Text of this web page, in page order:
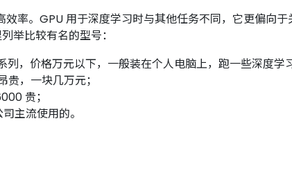
率。GPU 用于深度学习时与其他任务不同，它更偏向
举比较有名的型号：
，价格万元以下，一般装在个人电脑上，跑一些深度学
，一块几万元；
贵；
主流使用的。